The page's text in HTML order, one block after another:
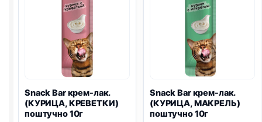
Snack Bar крем-лак.
(КУРИЦА, КРЕВЕТКИ)
поштучно 10г
Snack Bar крем-лак.
(КУРИЦА, МАКРЕЛЬ)
поштучно 10г